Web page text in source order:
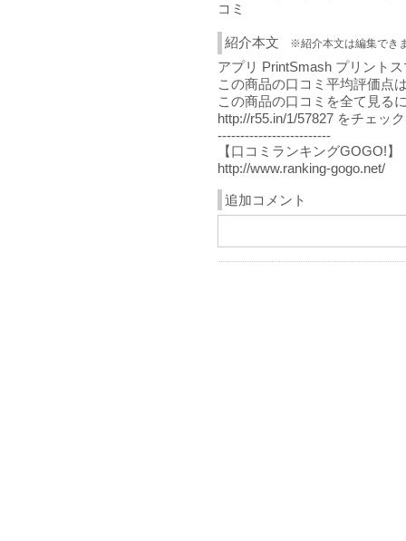
コミ
紹介本文 ※紹介本文は編集でき
アプリ PrintSmash プリント
この商品の口コミ平均評価点
この商品の口コミを全て見る
http://r55.in/1/57827 をチェッ
-------------------------
【口コミランキングGOGO!】
http://www.ranking-gogo.net/
追加コメント